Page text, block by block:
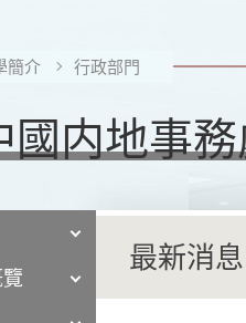
簡介 行政部門
國内地事
最新消息